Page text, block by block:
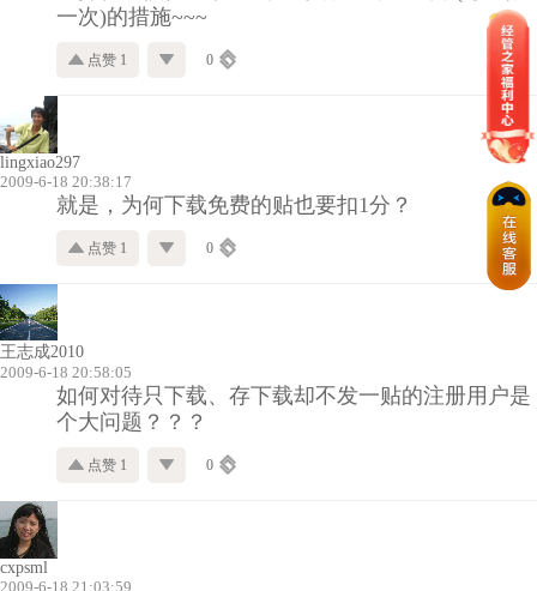
一次)的措施~~~
点赞 1 0
lingxiao297
2009-6-18 20:38:17
就是，为何下载免费的贴也要扣1分？
点赞 1 0
王志成2010
2009-6-18 20:58:05
如何对待只下载、存下载却不发一贴的注册用户是
个大问题？？？
点赞 1 0
cxpsml
2009-6-18 21:03:59